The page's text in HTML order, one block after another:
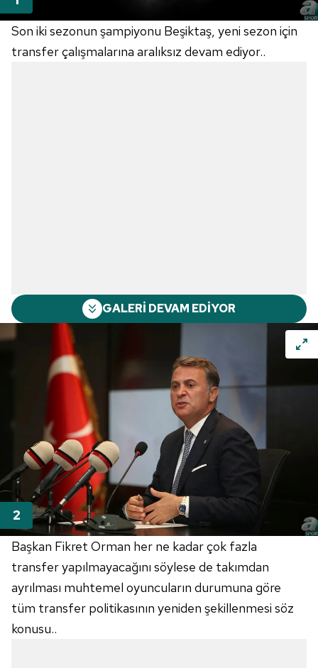
Son iki sezonun şampiyonu Beşiktaş, yeni sezon için
transfer çalışmalarına aralıksız devam ediyor..
GALERİ DEVAM EDİYOR
Başkan Fikret Orman her ne kadar çok fazla
transfer yapılmayacağını söylese de takımdan
ayrılması muhtemel oyuncuların durumuna göre
tüm transfer politikasının yeniden şekillenmesi söz
konusu..